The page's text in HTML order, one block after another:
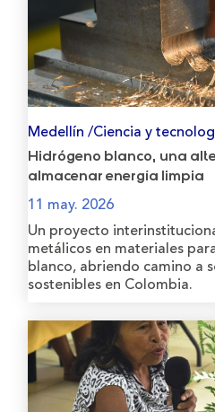
Medellín /Ciencia y
Hidrógeno blanco, una
almacenar energía limpia
11 may. 2026
Un proyecto
metálicos en materiales
blanco, abriendo camino a
sostenibles en Colombia.